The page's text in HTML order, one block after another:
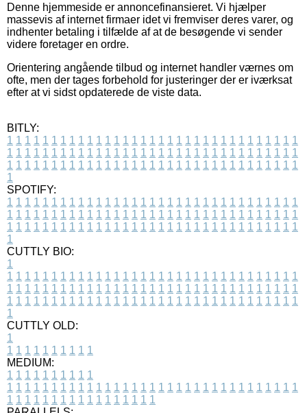
Denne hjemmeside er annoncefinansieret. Vi hjælper
massevis af internet firmaer idet vi fremviser deres varer, og
indhenter betaling i tilfælde af at de besøgende vi sender
videre foretager en ordre.
Orientering angående tilbud og internet handler værnes om
ofte, men der tages forbehold for justeringer der er iværksat
efter at vi sidst opdaterede de viste data.
BITLY:
1 1 1 1 1 1 1 1 1 1 1 1 1 1 1 1 1 1 1 1 1 1 1 1 1 1 1 1 1 1 1 1 1
1 1 1 1 1 1 1 1 1 1 1 1 1 1 1 1 1 1 1 1 1 1 1 1 1 1 1 1 1 1 1 1 1
1 1 1 1 1 1 1 1 1 1 1 1 1 1 1 1 1 1 1 1 1 1 1 1 1 1 1 1 1 1 1 1 1
1
SPOTIFY:
1 1 1 1 1 1 1 1 1 1 1 1 1 1 1 1 1 1 1 1 1 1 1 1 1 1 1 1 1 1 1 1 1
1 1 1 1 1 1 1 1 1 1 1 1 1 1 1 1 1 1 1 1 1 1 1 1 1 1 1 1 1 1 1 1 1
1 1 1 1 1 1 1 1 1 1 1 1 1 1 1 1 1 1 1 1 1 1 1 1 1 1 1 1 1 1 1 1 1
1
CUTTLY BIO:
1
1 1 1 1 1 1 1 1 1 1 1 1 1 1 1 1 1 1 1 1 1 1 1 1 1 1 1 1 1 1 1 1 1
1 1 1 1 1 1 1 1 1 1 1 1 1 1 1 1 1 1 1 1 1 1 1 1 1 1 1 1 1 1 1 1 1
1 1 1 1 1 1 1 1 1 1 1 1 1 1 1 1 1 1 1 1 1 1 1 1 1 1 1 1 1 1 1 1 1
1
CUTTLY OLD:
1
1 1 1 1 1 1 1 1 1 1
MEDIUM:
1 1 1 1 1 1 1 1 1 1
1 1 1 1 1 1 1 1 1 1 1 1 1 1 1 1 1 1 1 1 1 1 1 1 1 1 1 1 1 1 1 1 1
1 1 1 1 1 1 1 1 1 1 1 1 1 1 1 1 1